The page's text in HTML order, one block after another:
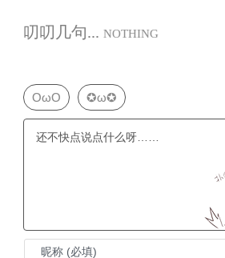
叨叨几句... NOTHING
OωO ✪ω✪